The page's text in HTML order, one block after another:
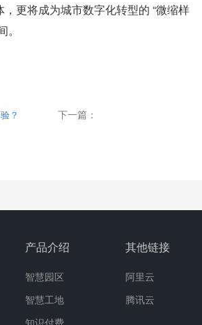
更将成为城市数字化转型的 “微缩样
？ 下一篇：
产品介绍
智慧园区
智慧工地
知识付费
其他链接
阿里云
腾讯云